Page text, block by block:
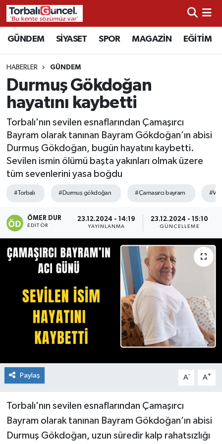
GÜNDEM SİYASET SPOR MAGAZİN EĞİTİM
HABERLER GÜNDEM
Durmuş Gökdoğan
hayatını kaybetti
Torbalı'nın sevilen esnaflarından Çamaşırcı
Bayram olarak tanınan Bayram Gökdoğan’ın abisi
Durmuş Gökdoğan, bugün hayatını kaybetti.
Sevilen ismin ölümü başta yakınları olmak üzere
tüm sevenlerini yasa boğdu
#Torbalı #Durmuş gökdoğan #Çamaşırcı bayram
ÖMER DUR
EDITÖR
23.12.2024 - 14:19
YAYINLANMA
23.12.2024 - 15:10
GÜNCELLEME
Paylaş A- A+
Torbalı'nın sevilen esnaflarından Çamaşırcı
Bayram olarak tanınan Bayram Gökdoğan’ın abisi
Durmuş Gökdoğan, uzun süredir kalp rahatsızlığı
İzmir Nöbetçi Eczaneler
İzmir Hava Durumu
İzmir Namaz Vakitleri
İzmir Trafik Yoğunluk Haritası
Süper Lig Puan Durumu ve Fikstür
Tüm Manşetler
Son Dakika Haberleri
Haber Arşivi